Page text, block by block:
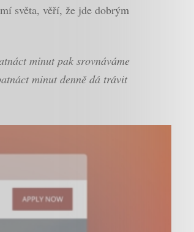
světa, věří, že jde dobrým
minut pak srovnáváme
minut denně dá trávit